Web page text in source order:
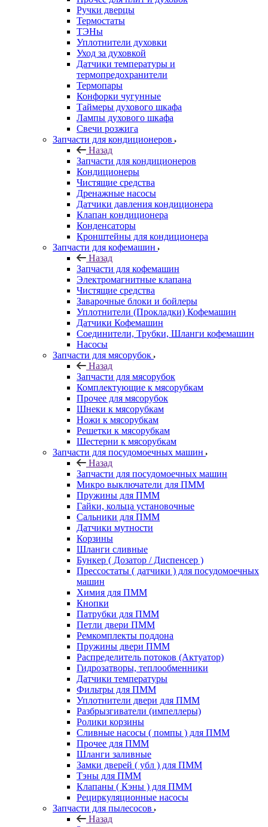
Ручки дверцы
Термостаты
ТЭНы
Уплотнители духовки
Уход за духовкой
Датчики температуры и
термопредохранители
Термопары
Конфорки чугунные
Таймеры духового шкафа
Лампы духового шкафа
Свечи розжига
Запчасти для кондиционеров
Назад
Запчасти для кондиционеров
Кондиционеры
Чистящие средства
Дренажные насосы
Датчики давления кондиционера
Клапан кондиционера
Конденсаторы
Кронштейны для кондиционера
Запчасти для кофемашин
Назад
Запчасти для кофемашин
Электромагнитные клапана
Чистящие средства
Заварочные блоки и бойлеры
Уплотнители (Прокладки) Кофемашин
Датчики Кофемашин
Соединители, Трубки, Шланги кофемашин
Насосы
Запчасти для мясорубок
Назад
Запчасти для мясорубок
Комплектующие к мясорубкам
Прочее для мясорубок
Шнеки к мясорубкам
Ножи к мясорубкам
Решетки к мясорубкам
Шестерни к мясорубкам
Запчасти для посудомоечных машин
Назад
Запчасти для посудомоечных машин
Микро выключатели для ПММ
Пружины для ПММ
Гайки, кольца установочные
Сальники для ПММ
Датчики мутности
Корзины
Шланги сливные
Бункер ( Дозатор / Диспенсер )
Прессостаты ( датчики ) для посудомоечных
машин
Химия для ПММ
Кнопки
Патрубки для ПММ
Петли двери ПММ
Ремкомплекты поддона
Пружины двери ПММ
Распределитель потоков (Актуатор)
Гидрозатворы, теплообменники
Датчики температуры
Фильтры для ПММ
Уплотнители двери для ПММ
Разбрызгиватели (импеллеры)
Ролики корзины
Сливные насосы ( помпы ) для ПММ
Прочее для ПММ
Шланги заливные
Замки дверей ( убл ) для ПММ
Тэны для ПММ
Клапаны ( Кэны ) для ПММ
Рециркуляционные насосы
Запчасти для пылесосов
Назад